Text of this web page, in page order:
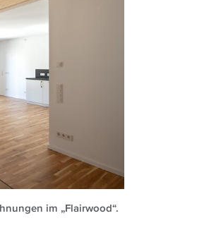
im „Flairwood“.